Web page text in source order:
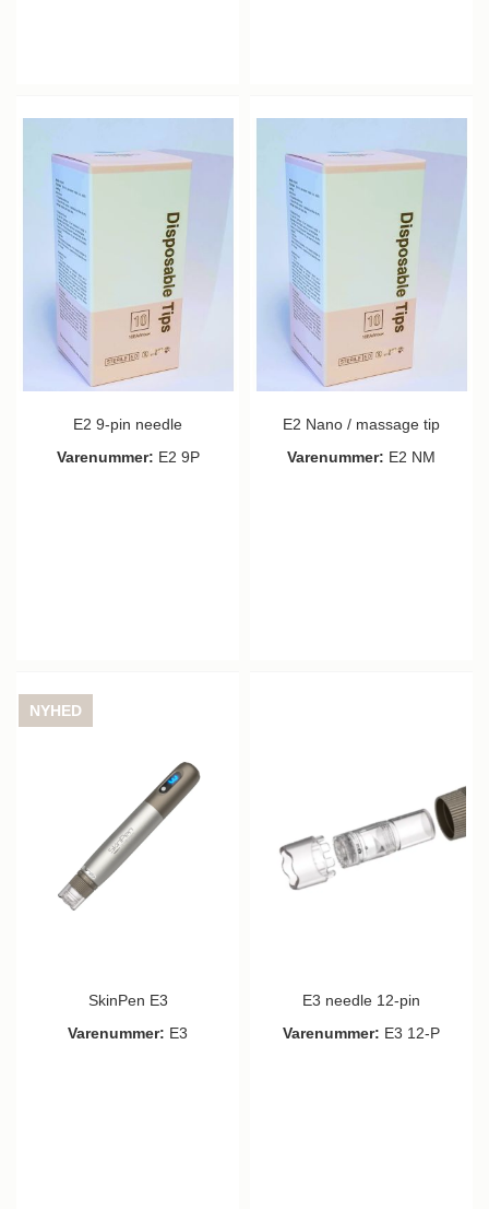
E2 9-pin needle
Varenummer: E2 9P
E2 Nano / massage tip
Varenummer: E2 NM
NYHED
SkinPen E3
Varenummer: E3
E3 needle 12-pin
Varenummer: E3 12-P